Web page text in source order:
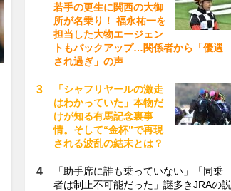
若手の更生に関西の大御
所が名乗り！ 福永祐一を
担当した大物エージェン
トもバックアップ…関係者から「優遇
され過ぎ」の声
「シャフリヤールの激走
はわかっていた」本物だ
けが知る有馬記念裏事
情。そして“金杯”で再現
される波乱の結末とは？
「助手席に誰も乗っていない」「同乗
者は制止不可能だった」謎多きJRAの説